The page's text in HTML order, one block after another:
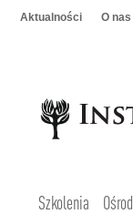
Aktualności O nas
Szkolenia